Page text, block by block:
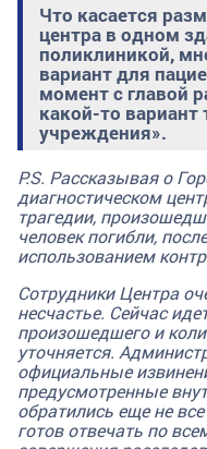
Что касается
центра в одном
поликлиникой,
вариант для
момент с главой
какой-то вариант
учреждения».
P.S. Рассказывая о
диагностическом
трагедии,
человек погибли,
использованием
Сотрудники Центра
несчастье. Сейчас
произошедшего и
уточняется.
официальные
предусмотренные
обратились еще не
готов отвечать по